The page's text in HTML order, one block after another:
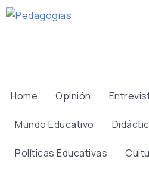
Home Opinión
Mundo Educativo
Políticas Educativas